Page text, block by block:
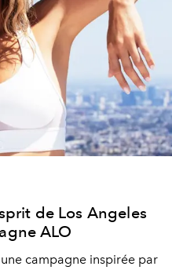
de Los Angeles
ALO
campagne inspirée par